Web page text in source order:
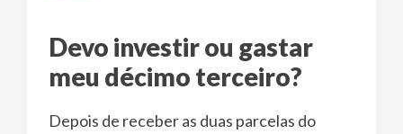
Devo investir ou gastar
meu décimo terceiro?
Depois de receber as duas parcelas do